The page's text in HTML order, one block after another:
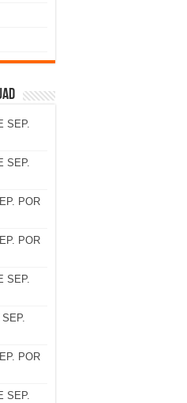
SEP.
SEP.
POR
POR
SEP.
POR
SEP.